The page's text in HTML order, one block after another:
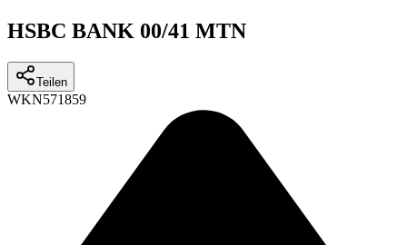
HSBC BANK 00/41 MTN
Teilen
WKN571859